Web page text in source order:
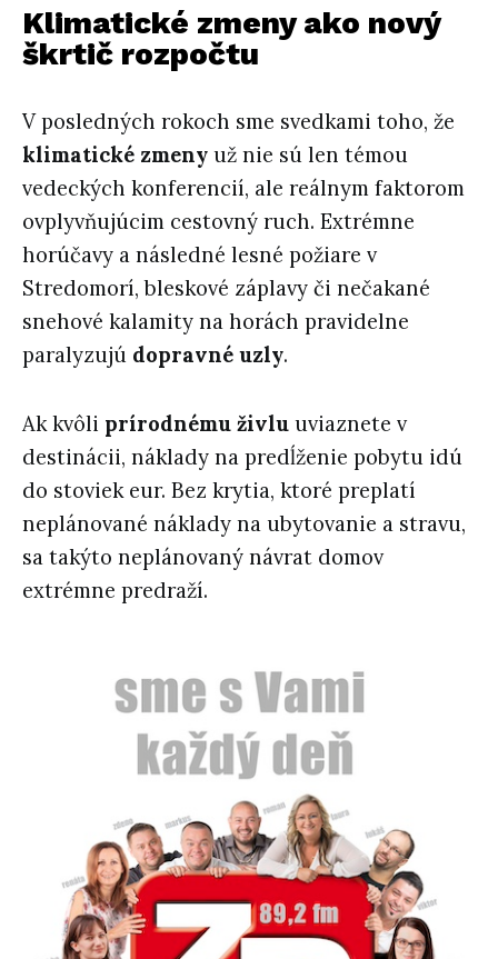
Klimatické zmeny ako nový
škrtič rozpočtu
V posledných rokoch sme svedkami toho, že
klimatické zmeny už nie sú len témou
vedeckých konferencií, ale reálnym faktorom
ovplyvňujúcim cestovný ruch. Extrémne
horúčavy a následné lesné požiare v
Stredomorí, bleskové záplavy či nečakané
snehové kalamity na horách pravidelne
paralyzujú dopravné uzly.
Ak kvôli prírodnému živlu uviaznete v
destinácii, náklady na predĺženie pobytu idú
do stoviek eur. Bez krytia, ktoré preplatí
neplánované náklady na ubytovanie a stravu,
sa takýto neplánovaný návrat domov
extrémne predraží.